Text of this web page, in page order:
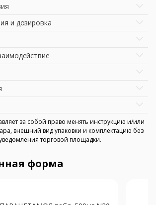
и дозировка
за собой право менять инструкцию и/или
внешний вид упаковки и комплектацию без
торговой площадки.
форма